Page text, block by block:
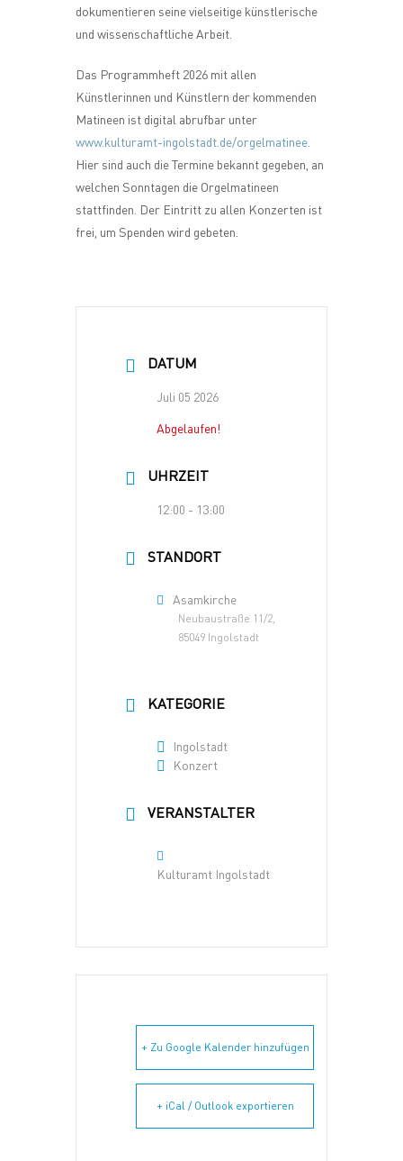
dokumentieren seine vielseitige künstlerische
und wissenschaftliche Arbeit.
Das Programmheft 2026 mit allen
Künstlerinnen und Künstlern der kommenden
Matineen ist digital abrufbar unter
www.kulturamt-ingolstadt.de/orgelmatinee
Hier sind auch die Termine bekannt gegeben, an
welchen Sonntagen die Orgelmatineen
stattfinden. Der Eintritt zu allen Konzerten ist
frei, um Spenden wird gebeten.
DATUM
Juli 05 2026
Abgelaufen!
UHRZEIT
12:00 - 13:00
STANDORT
Asamkirche
Neubaustraße 11/2,
85049 Ingolstadt
KATEGORIE
Ingolstadt
Konzert
VERANSTALTER
Kulturamt Ingolstadt
+ Zu Google Kalender hinzufügen
+ iCal / Outlook exportieren